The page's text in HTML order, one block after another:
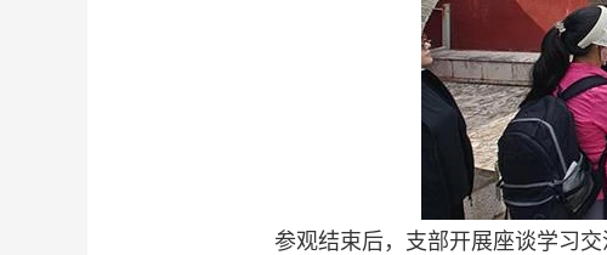
参观结束后，支部开展座谈学习